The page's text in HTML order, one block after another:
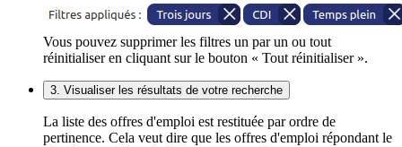
Vous pouvez supprimer les filtres un par un ou tout
réinitialiser en cliquant sur le bouton « Tout réinitialiser ».
3. Visualiser les résultats de votre recherche
La liste des offres d'emploi est restituée par ordre de
pertinence. Cela veut dire que les offres d'emploi répondant le